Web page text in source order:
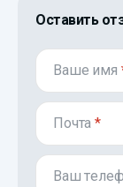
Оставить
Ваше имя
Почта*
Ваш